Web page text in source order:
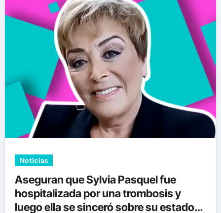
Noticias
Aseguran que Sylvia Pasquel fue
hospitalizada por una trombosis y
luego ella se sinceró sobre su estado